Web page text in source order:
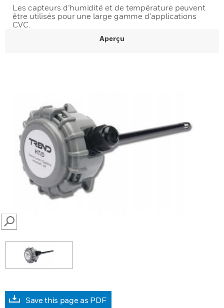
Les capteurs d’humidité et de température peuvent
être utilisés pour une large gamme d’applications
CVC.
Aperçu
SEARCH
Save this page as PDF